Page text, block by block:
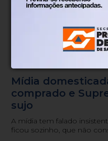
Empresários, profissionais
preferencialmente, na
Mídia
comprado e
sujo
A mídia tem falado
ficou sozinho, que não